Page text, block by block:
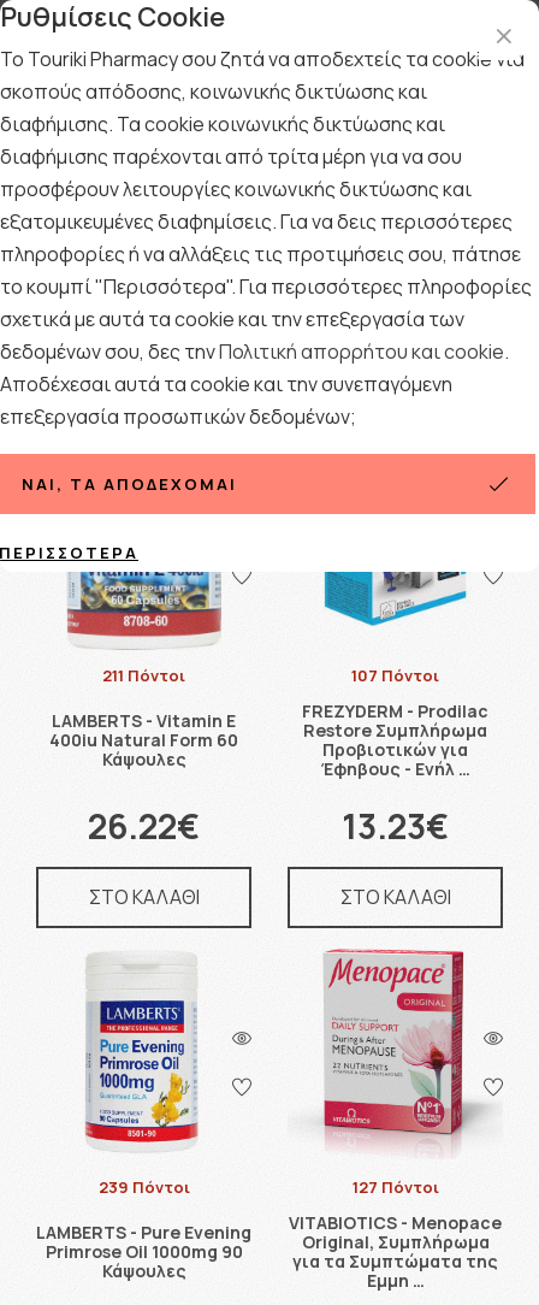
Αρχική / ΓΥΝΑΙΚΑ / Συμπληρώματα διατροφής για τη γυναίκα
/ Εμμηνόπαυση
Εμμηνόπαυση
21ΠΡΟΪΟΝΤΑ
Ταξινόμηση Προβολή
211 Πόντοι
LAMBERTS - Vitamin E
400iu Natural Form 60
Κάψουλες
26.22€
ΣΤΟ ΚΑΛΑΘΙ
107 Πόντοι
FREZYDERM - Prodilac
Restore Συμπλήρωμα
Προβιοτικών για
Έφηβους - Ενήλ …
13.23€
ΣΤΟ ΚΑΛΑΘΙ
239 Πόντοι
LAMBERTS - Pure Evening
Primrose Oil 1000mg 90
Κάψουλες
127 Πόντοι
VITABIOTICS - Menopace
Original, Συμπλήρωμα
για τα Συμπτώματα της
Εμμη …
Ρυθμίσεις Cookie
Το Touriki Pharmacy σου ζητά να αποδεχτείς τα cookie για
σκοπούς απόδοσης, κοινωνικής δικτύωσης και
διαφήμισης. Τα cookie κοινωνικής δικτύωσης και
διαφήμισης παρέχονται από τρίτα μέρη για να σου
προσφέρουν λειτουργίες κοινωνικής δικτύωσης και
εξατομικευμένες διαφημίσεις. Για να δεις περισσότερες
πληροφορίες ή να αλλάξεις τις προτιμήσεις σου, πάτησε
το κουμπί "Περισσότερα". Για περισσότερες πληροφορίες
σχετικά με αυτά τα cookie και την επεξεργασία των
δεδομένων σου, δες τηνΠολιτική απορρήτου και cookie.
Αποδέχεσαι αυτά τα cookie και την συνεπαγόμενη
επεξεργασία προσωπικών δεδομένων;
ΝΑΙ, ΤΑ ΑΠΟΔΈΧΟΜΑΙ
ΠΕΡΙΣΣΌΤΕΡΑ